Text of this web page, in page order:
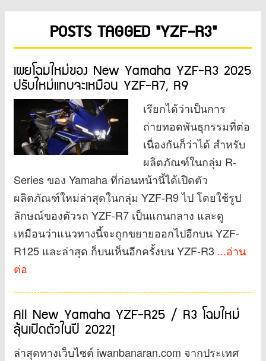
POSTS TAGGED "YZF-R3"
เผยโฉมใหม่ของ New Yamaha YZF-R3 2025
ปรับใหม่แทบจะเหมือน YZF-R7, R9
เรียกได้ว่าเป็นการ
ถ่ายทอดพันธุกรรมที่ต่อ
เนื่องกันก็ว่าได้ สำหรับ
ผลิตภัณฑ์ในกลุ่ม R-
Series ของ Yamaha ที่ก่อนหน้านี้ได้เปิดตัว
ผลิตภัณฑ์ใหม่ล่าสุดในกลุ่ม YZF-R9 ไป โดยใช้รูป
ลักษณ์ของตัวรถ YZF-R7 เป็นแกนกลาง และดู
เหมือนว่าแนวทางนี้จะถูกขยายออกไปอีกบน YZF-
R125 และล่าสุด ก็บนเห็นอีกครั้งบน YZF-R3 ...อ่าน
ต่อ
All New Yamaha YZF-R25 / R3 โฉมใหม่
ลุ้นเปิดตัวในปี 2022!
ล่าสุดทางเว็บไซต์ iwanbanaran.com จากประเทศ